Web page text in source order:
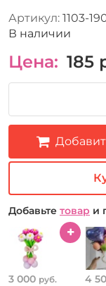
Артикул: 1103-
В наличии
Цена: 185
Добавьте товар и
3 000 руб. 4